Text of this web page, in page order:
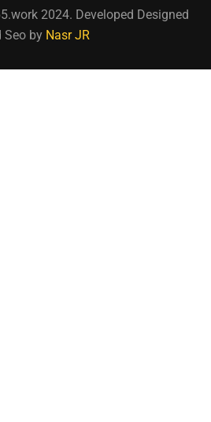
2024. Developed Designed
Seo by Nasr JR